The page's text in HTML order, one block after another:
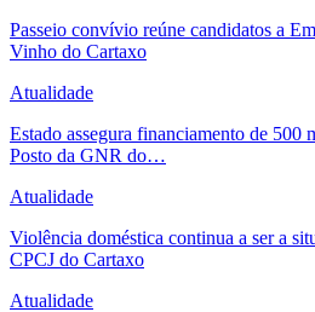
Passeio convívio reúne candidatos a
Vinho do Cartaxo
Atualidade
Estado assegura financiamento de 500
Posto da GNR do…
Atualidade
Violência doméstica continua a ser a
CPCJ do Cartaxo
Atualidade